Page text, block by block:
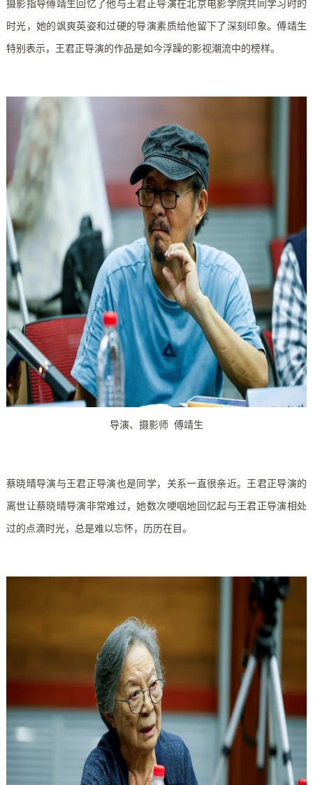
摄影指导傅靖生回忆了他与王君正导演在北京电影学院共同学习时的
时光，她的飒爽英姿和过硬的导演素质给他留下了深刻印象。傅靖生
特别表示，王君正导演的作品是如今浮躁的影视潮流中的榜样。
导演、摄影师 傅靖生
蔡晓晴导演与王君正导演也是同学，关系一直很亲近。王君正导演的
离世让蔡晓晴导演非常难过，她数次哽咽地回忆起与王君正导演相处
过的点滴时光，总是难以忘怀，历历在目。